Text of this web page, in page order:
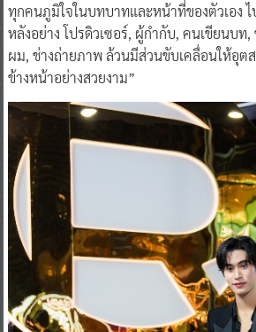
ทุกคนภูมิใจในบทบาทและหน้าที่ของตัวเอง
หลังอย่าง โปรดิวเซอร์, ผู้กำกับ, คนเขียนบท,
ผม, ช่างถ่ายภาพ ล้วนมีส่วนขับเคลื่อนให้อุต
ข้างหน้าอย่างสวยงาม”